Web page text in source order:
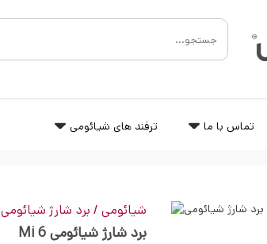
تماس با ما
ترفند های شیائومی
شیائومی / برد شارژ شیائومی
برد شارژ شیائومی Mi 6